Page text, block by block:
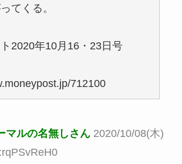
てくる。
2020年10月16・23日号
712100
マルの名無しさん 2020/10/08(木)